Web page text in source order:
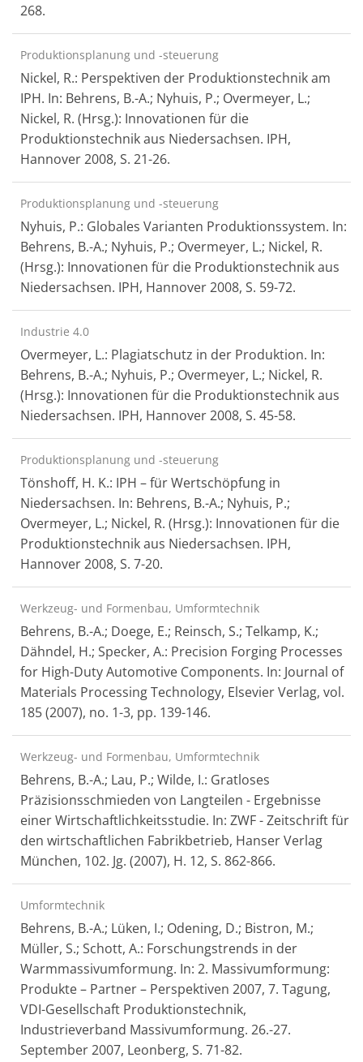
268.
Produktionsplanung und -steuerung
Nickel, R.: Perspektiven der Produktionstechnik am
IPH. In: Behrens, B.-A.; Nyhuis, P.; Overmeyer, L.;
Nickel, R. (Hrsg.): Innovationen für die
Produktionstechnik aus Niedersachsen. IPH,
Hannover 2008, S. 21-26.
Produktionsplanung und -steuerung
Nyhuis, P.: Globales Varianten Produktionssystem. In:
Behrens, B.-A.; Nyhuis, P.; Overmeyer, L.; Nickel, R.
(Hrsg.): Innovationen für die Produktionstechnik aus
Niedersachsen. IPH, Hannover 2008, S. 59-72.
Industrie 4.0
Overmeyer, L.: Plagiatschutz in der Produktion. In:
Behrens, B.-A.; Nyhuis, P.; Overmeyer, L.; Nickel, R.
(Hrsg.): Innovationen für die Produktionstechnik aus
Niedersachsen. IPH, Hannover 2008, S. 45-58.
Produktionsplanung und -steuerung
Tönshoff, H. K.: IPH – für Wertschöpfung in
Niedersachsen. In: Behrens, B.-A.; Nyhuis, P.;
Overmeyer, L.; Nickel, R. (Hrsg.): Innovationen für die
Produktionstechnik aus Niedersachsen. IPH,
Hannover 2008, S. 7-20.
Werkzeug- und Formenbau, Umformtechnik
Behrens, B.-A.; Doege, E.; Reinsch, S.; Telkamp, K.;
Dähndel, H.; Specker, A.: Precision Forging Processes
for High-Duty Automotive Components. In: Journal of
Materials Processing Technology, Elsevier Verlag, vol.
185 (2007), no. 1-3, pp. 139-146.
Werkzeug- und Formenbau, Umformtechnik
Behrens, B.-A.; Lau, P.; Wilde, I.: Gratloses
Präzisionsschmieden von Langteilen - Ergebnisse
einer Wirtschaftlichkeitsstudie. In: ZWF - Zeitschrift für
den wirtschaftlichen Fabrikbetrieb, Hanser Verlag
München, 102. Jg. (2007), H. 12, S. 862-866.
Umformtechnik
Behrens, B.-A.; Lüken, I.; Odening, D.; Bistron, M.;
Müller, S.; Schott, A.: Forschungstrends in der
Warmmassivumformung. In: 2. Massivumformung:
Produkte – Partner – Perspektiven 2007, 7. Tagung,
VDI-Gesellschaft Produktionstechnik,
Industrieverband Massivumformung. 26.-27.
September 2007, Leonberg, S. 71-82.